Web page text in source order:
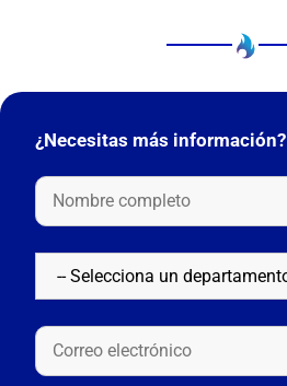
¿Necesitas más información?